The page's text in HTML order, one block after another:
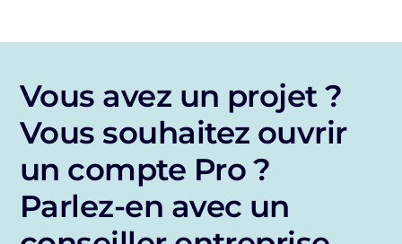
Vous avez un projet ?
Vous souhaitez ouvrir
un compte Pro ?
Parlez-en avec un